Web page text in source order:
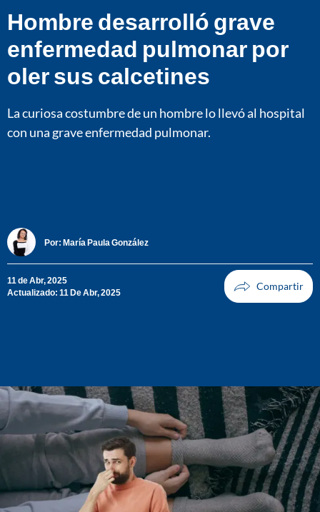
Hombre desarrolló grave
enfermedad pulmonar por
oler sus calcetines
La curiosa costumbre de un hombre lo llevó al hospital
con una grave enfermedad pulmonar.
Por: María Paula González
11 de Abr, 2025
Actualizado: 11 De Abr, 2025